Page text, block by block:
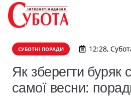
СУБОТНІ ПОРАДИ 12:28,
Як зберегти буряк
самої весни: